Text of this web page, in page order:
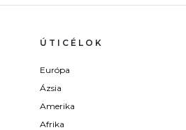
ÚTICÉLOK
Európa
Ázsia
Amerika
Afrika